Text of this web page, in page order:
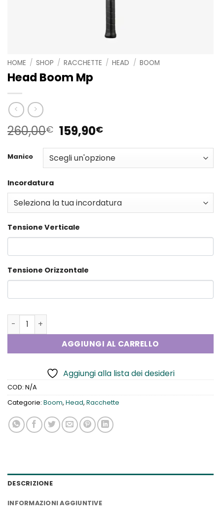
HOME / SHOP / RACCHETTE / HEAD / BOOM
Head Boom Mp
260,00€ Il
originale
era:
159,90€Il
attuale
è:
Manico
Incordatura
Tensione Verticale
Tensione Orizzontale
Head Boom Mp quantità
AGGIUNGI AL CARRELLO
Aggiungi alla lista dei desideri
COD: N/A
Categorie: Boom, Head, Racchette
DESCRIZIONE
INFORMAZIONI AGGIUNTIVE